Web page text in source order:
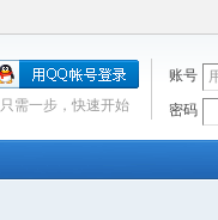
账号
密码
只需一步，快速开始